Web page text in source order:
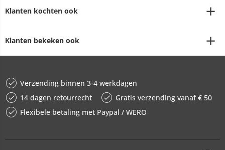
Klanten kochten ook
Klanten bekeken ook
Verzending binnen 3-4 werkdagen
14 dagen retourrecht
Gratis verzending vanaf € 50
Flexibele betaling met Paypal / WERO